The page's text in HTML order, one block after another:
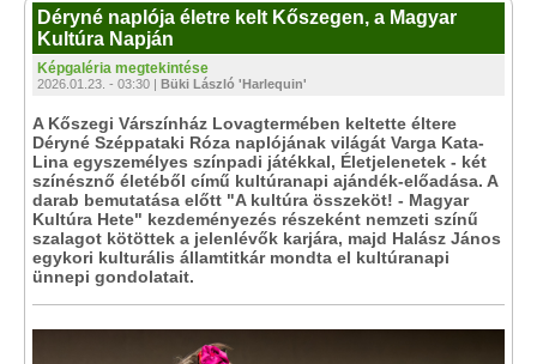
Déryné naplója életre kelt Kőszegen, a Magyar
Kultúra Napján
Képgaléria megtekintése
2026.01.23. - 03:30 | Büki László 'Harlequin'
A Kőszegi Várszínház Lovagtermében keltette éltere
Déryné Széppataki Róza naplójának világát Varga Kata-
Lina egyszemélyes színpadi játékkal, Életjelenetek - két
színésznő életéből című kultúranapi ajándék-előadása. A
darab bemutatása előtt "A kultúra összeköt! - Magyar
Kultúra Hete" kezdeményezés részeként nemzeti színű
szalagot kötöttek a jelenlévők karjára, majd Halász János
egykori kulturális államtitkár mondta el kultúranapi
ünnepi gondolatait.